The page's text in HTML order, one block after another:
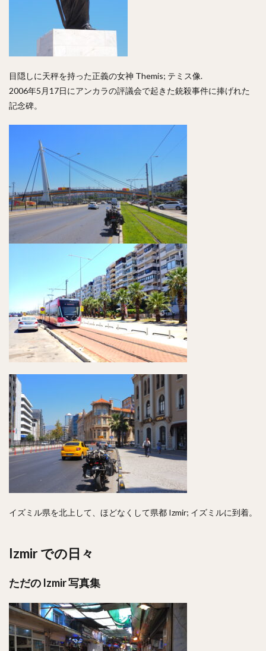
目隠しに天秤を持った正義の女神 Themis; テミス像.
2006年5月17日にアンカラの評議会で起きた銃殺事件に捧げれた
記念碑。
イズミル県を北上して、ほどなくして県都 Izmir; イズミルに到着。
Izmir での日々
ただの Izmir 写真集